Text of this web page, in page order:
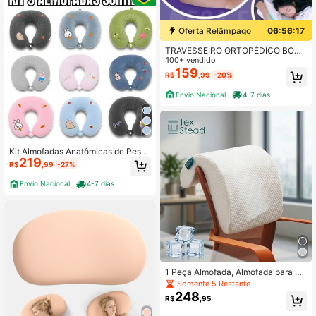
Kit Almofadas Anatômicas de Pesc
oço Sortidas
R$219 ,99 -27%
Envio Nacional 4-7 dias
Oferta Relâmpago
06:56:16
TRAVESSEIRO ORTOPÉDICO BORB
OLETA CERVICAL PARA COMBATE
A DORES NA COLUNA, DORES DE
CABEÇA - VISCOELASTICO FRON
HA LAVÁVEL
100+ vendido
R$159 ,99 -20%
Envio Nacional 4-7 dias
1 Peça Almofada, Almofada para Ca
deira de Escritório, Almofada de Pes
coço para Cabeceira, Tecido com T
oque Fresco, Camada de Ar Respirá
Somente 5 Restante
R$248 ,95